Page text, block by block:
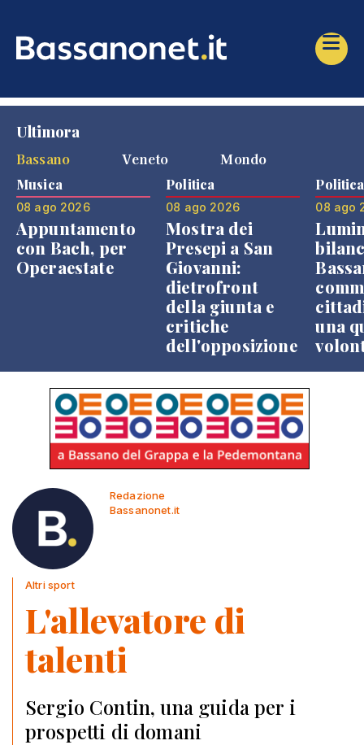
Ultimora
Bassano
Veneto Mondo
Musica
08 ago 2026
Appuntamento
con Bach, per
Operaestate
Politica
08 ago 2026
Mostra dei
Presepi a San
Giovanni:
dietrofront
della giunta e
critiche
dell'opposizione
Politica
08 ago
una
Redazione
Bassanonet.it
Altri sport
L'allevatore di
talenti
Sergio Contin, una guida per i
prospetti di domani